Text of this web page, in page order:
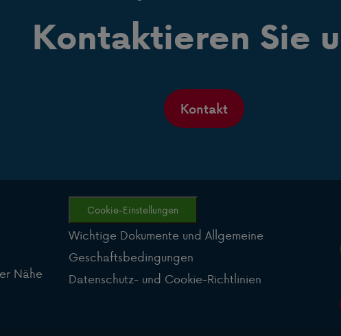
Kontaktieren Sie
Kontakt
Nähe
Cookie-Einstellungen
Wichtige Dokumente und Allgemeine
Geschaftsbedingungen
Datenschutz- und Cookie-Richtlinien